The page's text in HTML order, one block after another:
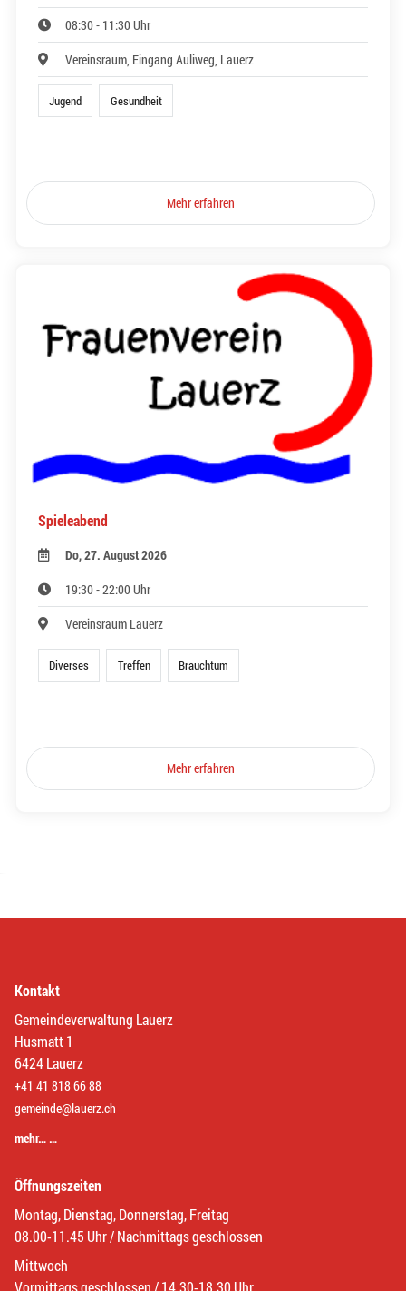
08:30 - 11:30 Uhr
Vereinsraum, Eingang Auliweg, Lauerz
Jugend Gesundheit
Mehr erfahren
Spieleabend
Do, 27. August 2026
19:30 - 22:00 Uhr
Vereinsraum Lauerz
Diverses Treffen Brauchtum
Mehr erfahren
Kontakt
Gemeindeverwaltung Lauerz
Husmatt 1
6424 Lauerz
+41 41 818 66 88
gemeinde@lauerz.ch
mehr… …
Öffnungszeiten
Montag, Dienstag, Donnerstag, Freitag
08.00-11.45 Uhr / Nachmittags geschlossen
Mittwoch
Vormittags geschlossen / 14.30-18.30 Uhr